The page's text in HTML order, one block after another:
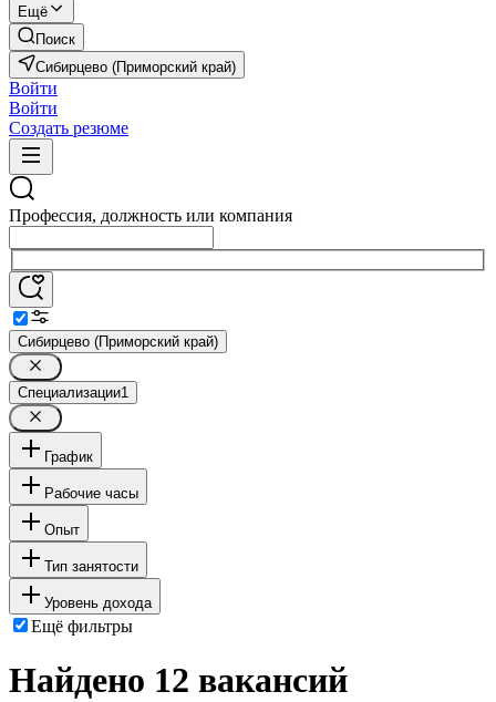
Ещё
Поиск
Сибирцево (Приморский край)
Войти
Войти
Создать резюме
Профессия, должность или компания
Сибирцево (Приморский край)
Специализации1
График
Рабочие часы
Опыт
Тип занятости
Уровень дохода
Ещё фильтры
Найдено 12 вакансий